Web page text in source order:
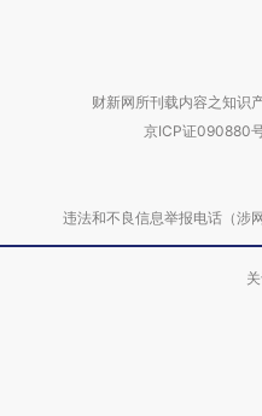
财新网所刊载内容之知识
京ICP证090880
违法和不良信息举报电话（